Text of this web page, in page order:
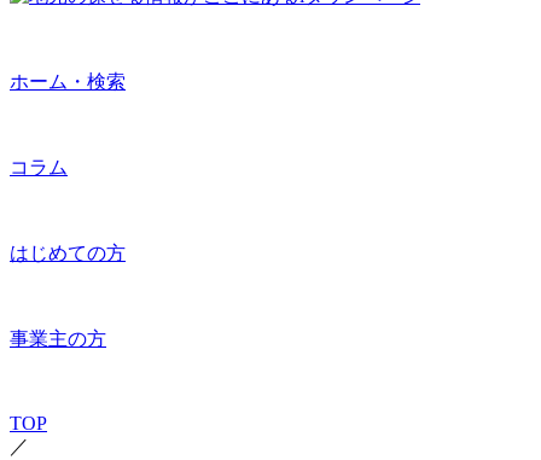
ホーム・検索
コラム
はじめての方
事業主の方
TOP
／